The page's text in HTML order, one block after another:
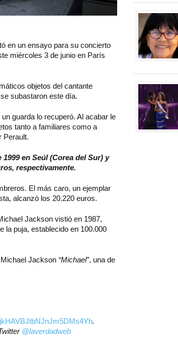
en un ensayo para su concierto
miércoles 3 de junio en París
objetos del cantante
subastaron este día.
guarda lo recuperó. Al acabar le
tanto a familiares como a
Perault.
en Seúl (Corea del Sur) y
respectivamente.
El más caro, un ejemplar
alcanzó los 20.220 euros.
Jackson vistió en 1987,
la puja, establecido en 100.000
Jackson “Michael”, una de
.
@laverdadweb